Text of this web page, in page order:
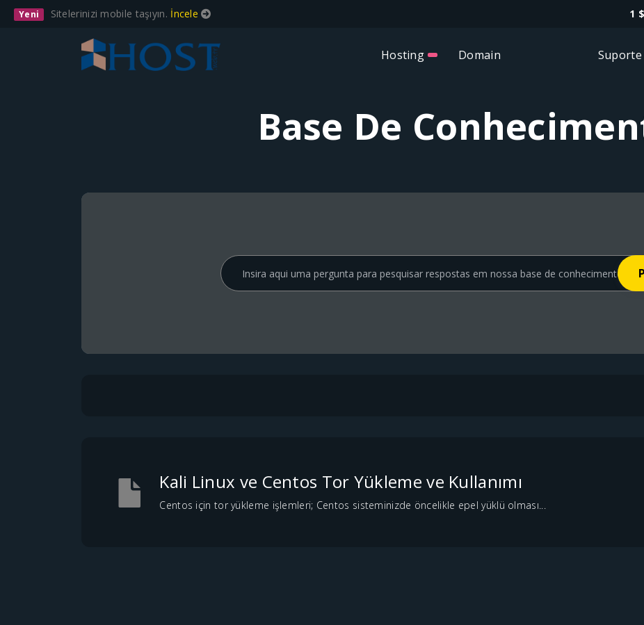
Yeni Sitelerinizi mobile taşıyın. İncele 1
Hosting Domain Suporte
Base De
Kali Linux ve Centos Tor Yükleme ve Kullanımı
Centos için tor yükleme işlemleri; Centos sisteminizde öncelikle epel yüklü olması...